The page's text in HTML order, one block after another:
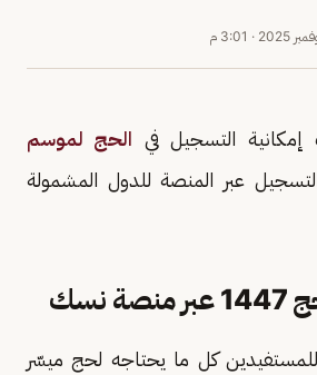
· 3:01 م
التسجيل في الحج لموسم
عبر المنصة للدول المشمولة
كل ما يحتاجه لحج ميسّر